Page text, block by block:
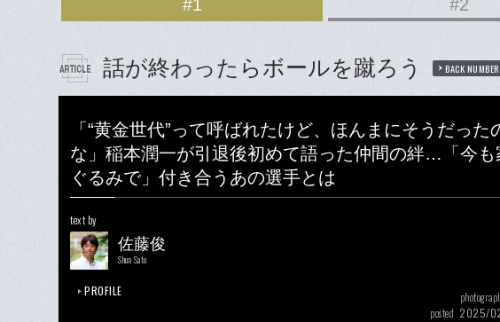
#1 #2
話が終わったらボールを蹴ろう BACK NUMBER
「“黄金世代”って呼ばれたけど、ほんまにそうだった
な」稲本潤一が引退後初めて語った仲間の絆…「今も
ぐるみで」付き合うあの選手とは
text by
佐藤俊
Shun Sato
PROFILE
posted 2025/